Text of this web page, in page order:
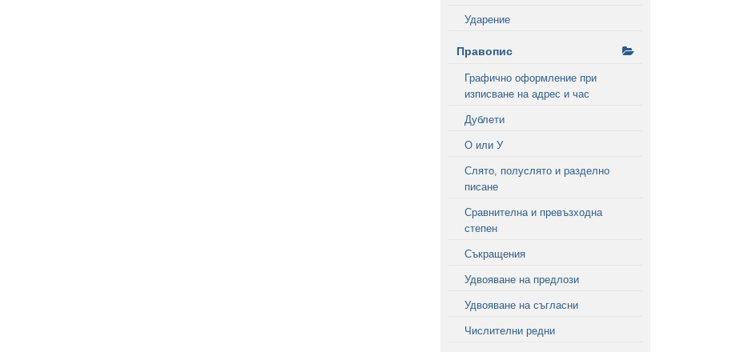
Ударение
Правопис
Графично оформление при
изписване на адрес и час
Дублети
О или У
Слято, полуслято и разделно
писане
Сравнителна и превъзходна
степен
Съкращения
Удвояване на предлози
Удвояване на съгласни
Числителни редни